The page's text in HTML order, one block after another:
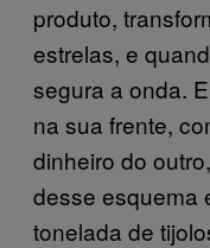
produto,
estrelas, e
segura a onda.
na sua frente,
dinheiro do
desse esquema
tonelada de